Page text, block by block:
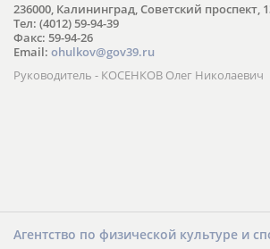
236000, Калининград, Советский проспект,
Тел: (4012) 59-94-39
Факс: 59-94-26
Email: ohulkov@gov39.ru
Руководитель - КОСЕНКОВ Олег Николаевич
Агентство по физической культуре и